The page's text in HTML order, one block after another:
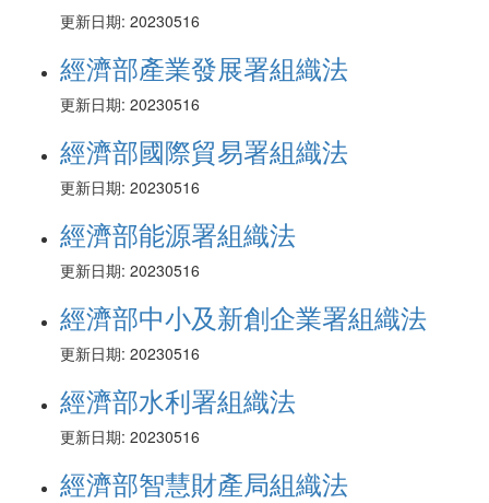
更新日期: 20230516
經濟部產業發展署組織法
更新日期: 20230516
經濟部國際貿易署組織法
更新日期: 20230516
經濟部能源署組織法
更新日期: 20230516
經濟部中小及新創企業署組織法
更新日期: 20230516
經濟部水利署組織法
更新日期: 20230516
經濟部智慧財產局組織法